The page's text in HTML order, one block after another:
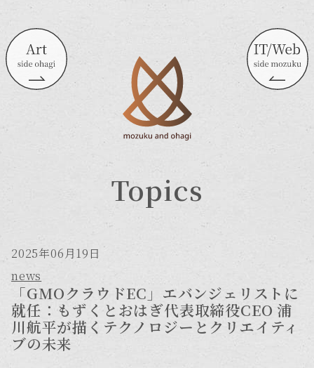
Topics
2025年06月19日
news
「GMOクラウドEC」エバンジェリストに
就任：もずくとおはぎ代表取締役CEO 浦
川航平が描くテクノロジーとクリエイティ
ブの未来